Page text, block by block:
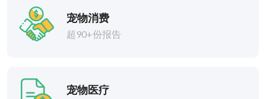
宠物消费
超90+份报告
宠物医疗